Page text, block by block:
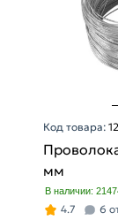
Код товара:
мм
В наличии:
4.7 6